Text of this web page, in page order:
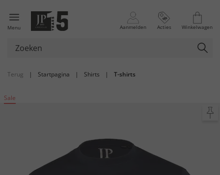
Menu Aanmelden Acties Winkelwagen
Terug | Startpagina | Shirts | T-shirts
Sale